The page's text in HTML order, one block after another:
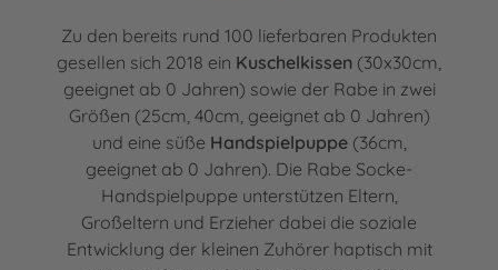
Zu den bereits rund 100 lieferbaren Produkten
gesellen sich 2018 ein Kuschelkissen (30x30cm,
geeignet ab 0 Jahren) sowie der Rabe in zwei
Größen (25cm, 40cm, geeignet ab 0 Jahren)
und eine süße Handspielpuppe(36cm,
geeignet ab 0 Jahren). Die Rabe Socke-
Handspielpuppe unterstützen Eltern,
Großeltern und Erzieher dabei die soziale
Entwicklung der kleinen Zuhörer haptisch mit